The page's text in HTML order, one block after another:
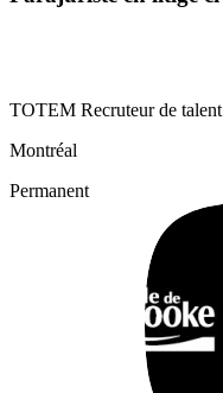
TOTEM Recruteur de talent
Montréal
Permanent